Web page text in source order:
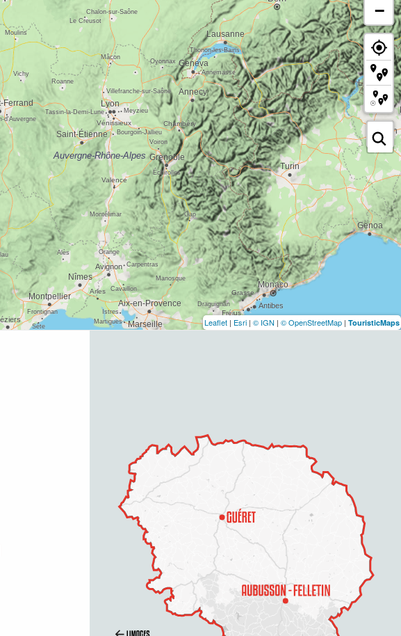
−
Leaflet | Esri | © IGN | © OpenStreetMap | TouristicMaps